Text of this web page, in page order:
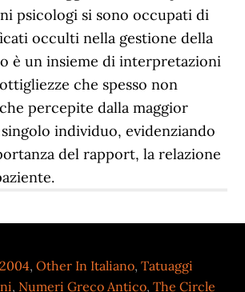
,Other In Italiano,Tatuaggi
, Numeri Greco Antico,The Circle